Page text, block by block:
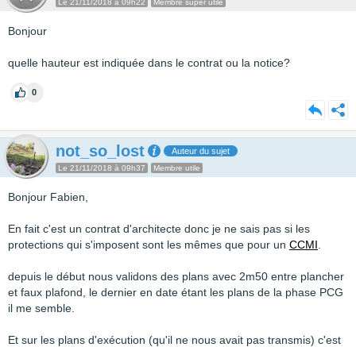
Le 21/11/2018 à 09h22 Membre super utile
Bonjour
quelle hauteur est indiquée dans le contrat ou la notice?
0
not_so_lost Auteur du sujet
Le 21/11/2018 à 09h37 Membre utile
Bonjour Fabien,
En fait c'est un contrat d'architecte donc je ne sais pas si les
protections qui s'imposent sont les mêmes que pour un CCMI
depuis le début nous validons des plans avec 2m50 entre plancher
et faux plafond, le dernier en date étant les plans de la phase PCG
il me semble.
Et sur les plans d'exécution (qu'il ne nous avait pas transmis) c'est